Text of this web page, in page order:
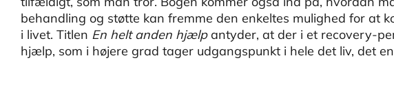
behandling og støtte kan fremme den enkeltes mulighed for at
i livet. Titlen En helt anden hjælpantyder, at der i et recovery-
hjælp, som i højere grad tager udgangspunkt i hele det liv, det